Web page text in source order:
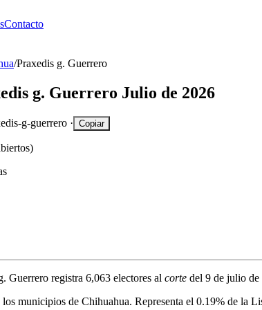
Contacto
/Praxedis g. Guerrero
g. Guerrero Julio de 2026
g-guerrero · Copiar
Guerrero registra 6,063 electores al corte del 9 de julio de
los municipios de Chihuahua. Representa el 0.19% de la